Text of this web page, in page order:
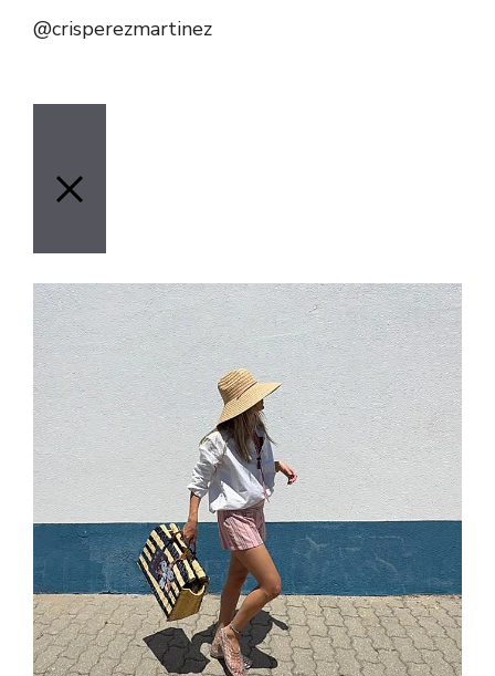
@crisperezmartinez